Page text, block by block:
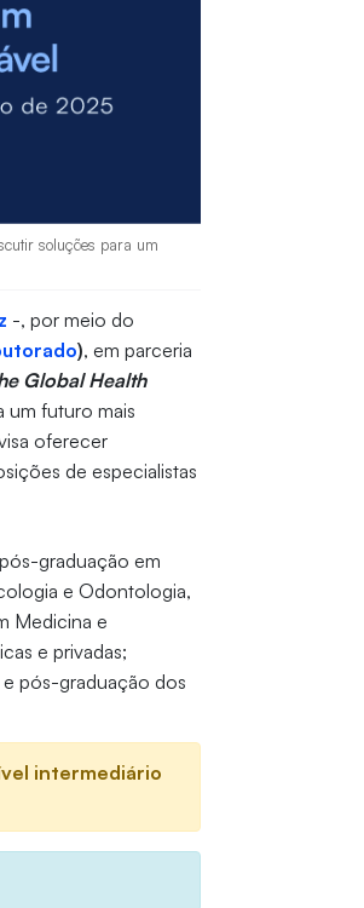
soluções para um
-, por meio do
), em parceria
Global Health
um futuro mais
oferecer
de especialistas
graduação em
e Odontologia,
Medicina e
e privadas;
pós-graduação dos
intermediário